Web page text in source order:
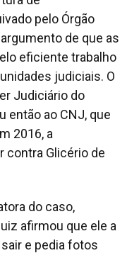
pelo Órgão
de que as
eficiente trabalho
judiciais. O
Judiciário do
então ao CNJ, que
2016, a
contra Glicério de
do caso,
afirmou que ele a
e pedia fotos